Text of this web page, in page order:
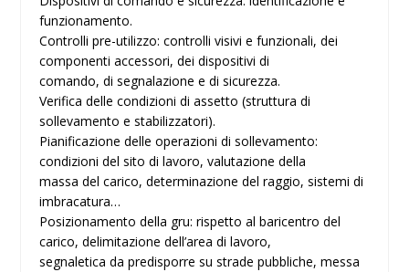
funzionamento.
Controlli pre-utilizzo: controlli visivi e funzionali, dei
componenti accessori, dei dispositivi di
comando, di segnalazione e di sicurezza.
Verifica delle condizioni di assetto (struttura di
sollevamento e stabilizzatori).
Pianificazione delle operazioni di sollevamento:
condizioni del sito di lavoro, valutazione della
massa del carico, determinazione del raggio, sistemi di
imbracatura…
Posizionamento della gru: rispetto al baricentro del
carico, delimitazione dell’area di lavoro,
segnaletica da predisporre su strade pubbliche, messa